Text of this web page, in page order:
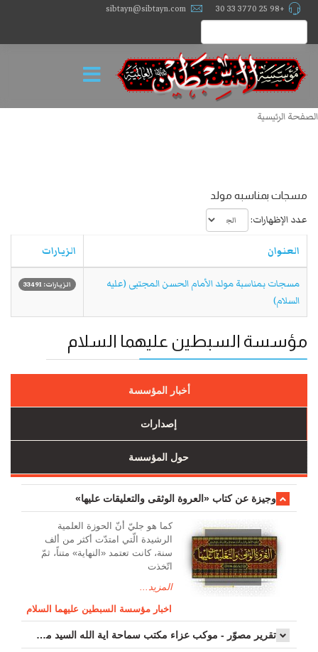
+98 25 3770 33 30
sibtayn@sibtayn.com
الصفحة الرئيسية
مسجات بمناسبه مولد
عدد الإظهارات:
العنوان الزيارات
مسجات بمناسبة مولد الأمام الحسن المجتبى (عليه
السلام)
الزيارات: 33491
مؤسسة السبطين عليهما السلام
أخبار المؤسسة
إصدارات
حول المؤسسة
وجیزة عن کتاب «العروة الوثقی والتعلیقات علیها»
کما هو جليّ أنّ الحوزة العلمیة
الرشیدة الّتي امتدّت أكثر من ألف
سنة، كانت تعتمد «النهاية» متناً، ثمّ
اتّخذت
المزيد...
اخبار مؤسسة السبطين عليهما السلام
تقرير مصوّر - موكب عزاء مکتب سماحة اية الله السيد مرتضى الموسوي الاصفهاني في يوم إستشهاد السيدة فاطم...